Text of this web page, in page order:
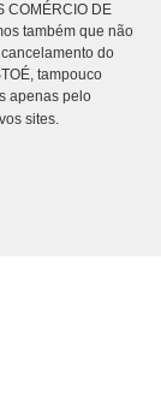
COMÉRCIO DE
também que não
do
tampouco
apenas pelo
sites.